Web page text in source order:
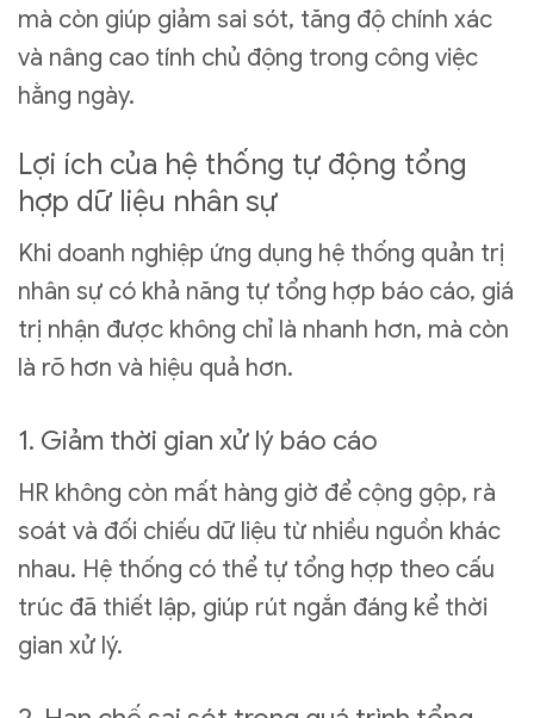
mà còn giúp giảm sai sót, tăng độ chính xác
và nâng cao tính chủ động trong công việc
hằng ngày.
Lợi ích của hệ thống tự động tổng
hợp dữ liệu nhân sự
Khi doanh nghiệp ứng dụng hệ thống quản trị
nhân sự có khả năng tự tổng hợp báo cáo, giá
trị nhận được không chỉ là nhanh hơn, mà còn
là rõ hơn và hiệu quả hơn.
1. Giảm thời gian xử lý báo cáo
HR không còn mất hàng giờ để cộng gộp, rà
soát và đối chiếu dữ liệu từ nhiều nguồn khác
nhau. Hệ thống có thể tự tổng hợp theo cấu
trúc đã thiết lập, giúp rút ngắn đáng kể thời
gian xử lý.